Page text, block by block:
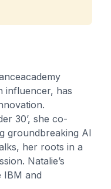
influencer, has
30’, she co-
groundbreaking AI
her roots in a
Natalie’s
IBM and